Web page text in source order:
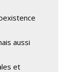
aussi
et